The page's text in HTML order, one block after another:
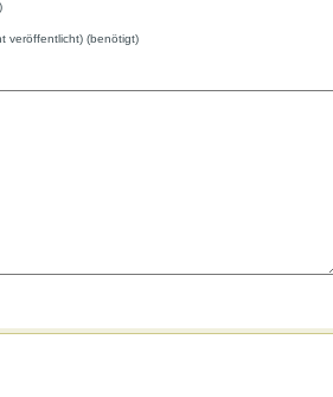
veröffentlicht) (benötigt)